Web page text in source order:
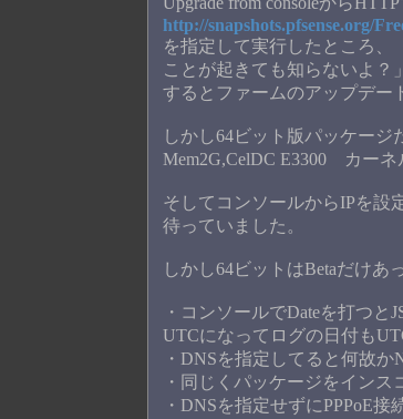
http://snapshots.pfsense.org/
を指定して実行したところ、
ことが起きても知らないよ？
するとファームのアップデー
しかし64ビット版パッケー
Mem2G,CelDC E3300 カーネ
そしてコンソールからIPを設
待っていました。
しかし64ビットはBetaだけあ
・コンソールでDateを打つと
UTCになってログの日付も
・DNSを指定してると何故か
・同じくパッケージをイン
・DNSを指定せずにPPPoE